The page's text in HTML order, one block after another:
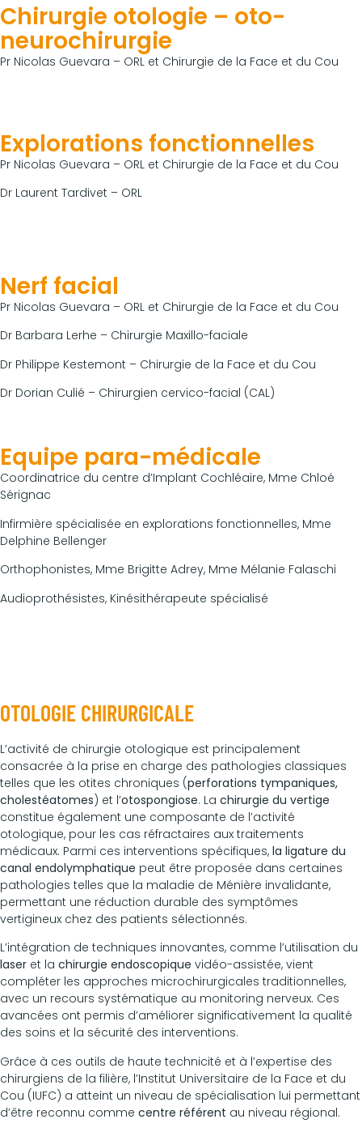
Chirurgie otologie – oto-
neurochirurgie
Pr Nicolas Guevara – ORL et Chirurgie de la Face et du Cou
Explorations fonctionnelles
Pr Nicolas Guevara – ORL et Chirurgie de la Face et du Cou
Dr Laurent Tardivet – ORL
Nerf facial
Pr Nicolas Guevara – ORL et Chirurgie de la Face et du Cou
Dr Barbara Lerhe – Chirurgie Maxillo-faciale
Dr Philippe Kestemont – Chirurgie de la Face et du Cou
Dr Dorian Culié – Chirurgien cervico-facial (CAL)
Equipe para-médicale
Coordinatrice du centre d’Implant Cochléaire, Mme Chloé
Sérignac
Infirmière spécialisée en explorations fonctionnelles, Mme
Delphine Bellenger
Orthophonistes, Mme Brigitte Adrey, Mme Mélanie Falaschi
Audioprothésistes, Kinésithérapeute spécialisé
OTOLOGIE CHIRURGICALE
L’activité de chirurgie otologique est principalement
consacrée à la prise en charge des pathologies classiques
telles que les otites chroniques (perforations tympaniques,
cholestéatomes) et l’otospongiose. La chirurgie du vertige
constitue également une composante de l’activité
otologique, pour les cas réfractaires aux traitements
médicaux. Parmi ces interventions spécifiques, la ligature du
canal endolymphatique peut être proposée dans certaines
pathologies telles que la maladie de Ménière invalidante,
permettant une réduction durable des symptômes
vertigineux chez des patients sélectionnés.
L’intégration de techniques innovantes, comme l’utilisation du
laser et la chirurgie endoscopique vidéo-assistée, vient
compléter les approches microchirurgicales traditionnelles,
avec un recours systématique au monitoring nerveux. Ces
avancées ont permis d’améliorer significativement la qualité
des soins et la sécurité des interventions.
Grâce à ces outils de haute technicité et à l’expertise des
chirurgiens de la filière, l’Institut Universitaire de la Face et du
Cou (IUFC) a atteint un niveau de spécialisation lui permettant
d’être reconnu comme centre référent au niveau régional.